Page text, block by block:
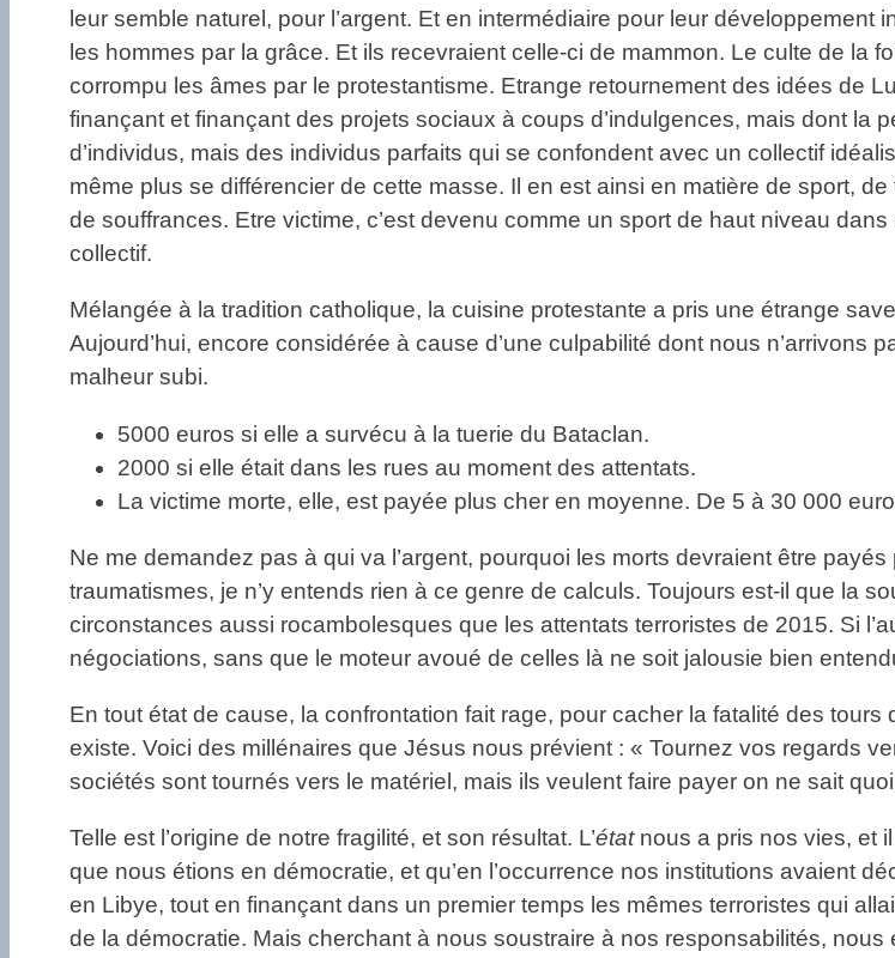
leur semble naturel, pour l’argent. Et en intermédiaire pour leur
les hommes par la grâce. Et ils recevraient celle-ci de mammon. Le culte de la
corrompu les âmes par le protestantisme. Etrange retournement des idées de
finançant et finançant des projets sociaux à coups d’indulgences, mais dont la
d’individus, mais des individus parfaits qui se confondent avec un collectif
même plus se différencier de cette masse. Il en est ainsi en matière de sport,
de souffrances. Etre victime, c’est devenu comme un sport de haut niveau
collectif.
Mélangée à la tradition catholique, la cuisine protestante a pris une étrange
Aujourd’hui, encore considérée à cause d’une culpabilité dont nous n’arrivons
malheur subi.
5000 euros si elle a survécu à la tuerie du Bataclan.
2000 si elle était dans les rues au moment des attentats.
La victime morte, elle, est payée plus cher en moyenne. De 5 à 30 000
Ne me demandez pas à qui va l’argent, pourquoi les morts devraient être
traumatismes, je n’y entends rien à ce genre de calculs. Toujours est-il que la
circonstances aussi rocambolesques que les attentats terroristes de 2015. Si
négociations, sans que le moteur avoué de celles là ne soit jalousie bien
En tout état de cause, la confrontation fait rage, pour cacher la fatalité des tours
existe. Voici des millénaires que Jésus nous prévient : « Tournez vos regards
sociétés sont tournés vers le matériel, mais ils veulent faire payer on ne sait
Telle est l’origine de notre fragilité, et son résultat. L’étatnous a pris nos vies, et
que nous étions en démocratie, et qu’en l’occurrence nos institutions avaient
en Libye, tout en finançant dans un premier temps les mêmes terroristes qui
de la démocratie. Mais cherchant à nous soustraire à nos responsabilités,